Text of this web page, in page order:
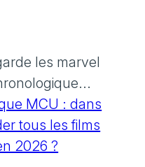
les marvel
MCU : dans
tous les films
2026 ?